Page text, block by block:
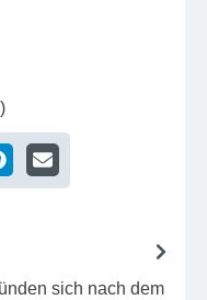
sich nach dem